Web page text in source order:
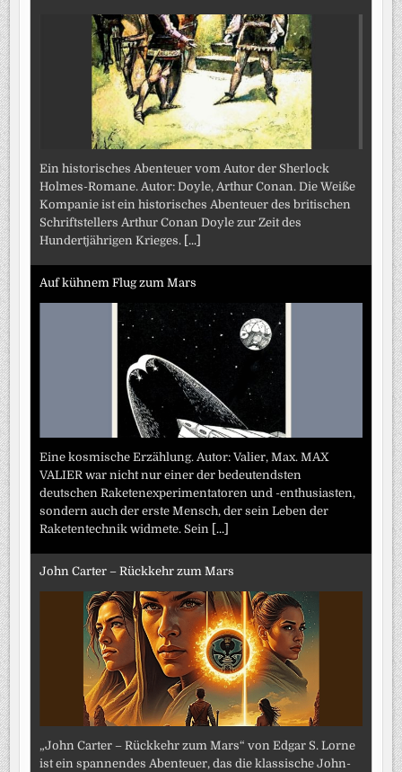
Ein historisches Abenteuer vom Autor der Sherlock
Holmes-Romane. Autor: Doyle, Arthur Conan. Die Weiße
Kompanie ist ein historisches Abenteuer des britischen
Schriftstellers Arthur Conan Doyle zur Zeit des
Hundertjährigen Krieges. [...]
Auf kühnem Flug zum Mars
Eine kosmische Erzählung. Autor: Valier, Max. MAX
VALIER war nicht nur einer der bedeutendsten
deutschen Raketenexperimentatoren und -enthusiasten,
sondern auch der erste Mensch, der sein Leben der
Raketentechnik widmete. Sein [...]
John Carter – Rückkehr zum Mars
„John Carter – Rückkehr zum Mars“ von Edgar S. Lorne
ist ein spannendes Abenteuer, das die klassische John-